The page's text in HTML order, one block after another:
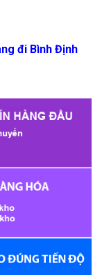
đi Bình Định